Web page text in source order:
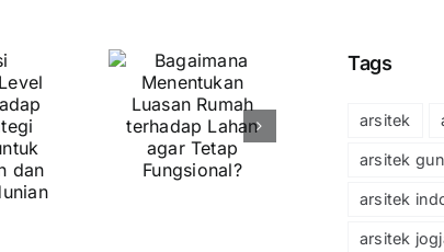
agar
Tags
arsitek
arsitek
arsitek
arsitek